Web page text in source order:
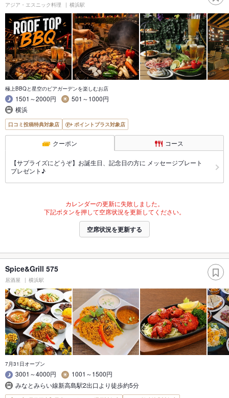
アジア・エスニック料理 横浜駅
極上BBQと星空のビアガーデンを楽しむお店
1501～2000円
501～1000円
横浜
口コミ投稿特典対象店 ポイントプラス対象店
クーポン コース
【サプライズにどうぞ】お誕生日、記念日の方に メッセージプレート
プレゼント♪
カレンダーの更新に失敗しました。
下記ボタンを押して空席状況を更新してください。
空席状況を更新する
Spice&Grill 575
居酒屋 横浜駅
7月31日オープン
3001～4000円
1001～1500円
みなとみらい線新高島駅2出口より徒歩約5分